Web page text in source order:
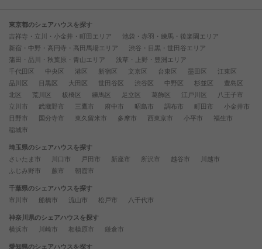
東京都のシェアハウスを探す
吉祥寺・立川・小金井・町田エリア
池袋・赤羽・練馬・後楽園エリア
新宿・中野・高円寺・高田馬場エリア
渋谷・目黒・世田谷エリア
蒲田・品川・秋葉原・青山エリア
浅草・上野・豊洲エリア
千代田区
中央区 港区 新宿区 文京区 台東区 墨田区
江東区
品川区
目黒区 大田区 世田谷区 渋谷区 中野区 杉並区
豊島区
北区
荒川区 板橋区 練馬区 足立区 葛飾区 江戸川区
八王子市
立川市
武蔵野市 三鷹市 府中市 昭島市 調布市 町田市
小金井市
日野市
国分寺市 東久留米市 多摩市 西東京市 小平市
福生市
稲城市
埼玉県のシェアハウスを探す
さいたま市
川口市 戸田市 新座市 所沢市 越谷市
川越市
ふじみ野市
蕨市 朝霞市
千葉県のシェアハウスを探す
市川市
船橋市 流山市 松戸市 八千代市
神奈川県のシェアハウスを探す
横浜市
川崎市 相模原市 鎌倉市
愛知県のシェアハウスを探す